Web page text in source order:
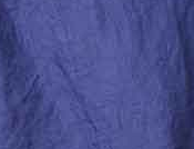
25 24